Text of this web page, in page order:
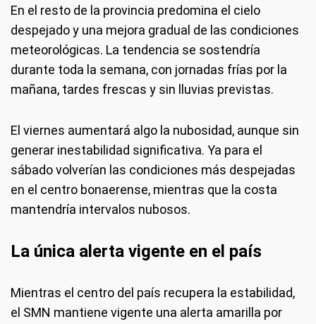
En el resto de la provincia predomina el cielo
despejado y una mejora gradual de las condiciones
meteorológicas. La tendencia se sostendría
durante toda la semana, con jornadas frías por la
mañana, tardes frescas y sin lluvias previstas.
El viernes aumentará algo la nubosidad, aunque sin
generar inestabilidad significativa. Ya para el
sábado volverían las condiciones más despejadas
en el centro bonaerense, mientras que la costa
mantendría intervalos nubosos.
La única alerta vigente en el país
Mientras el centro del país recupera la estabilidad,
el SMN mantiene vigente una alerta amarilla por